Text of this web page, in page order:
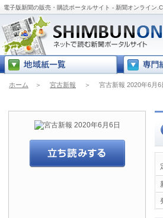
電子版新聞の販売・購読ポータルサイト - 新聞オンライン
ホーム ＞ 宮古新報 ＞ 宮古新報 2020年6月6